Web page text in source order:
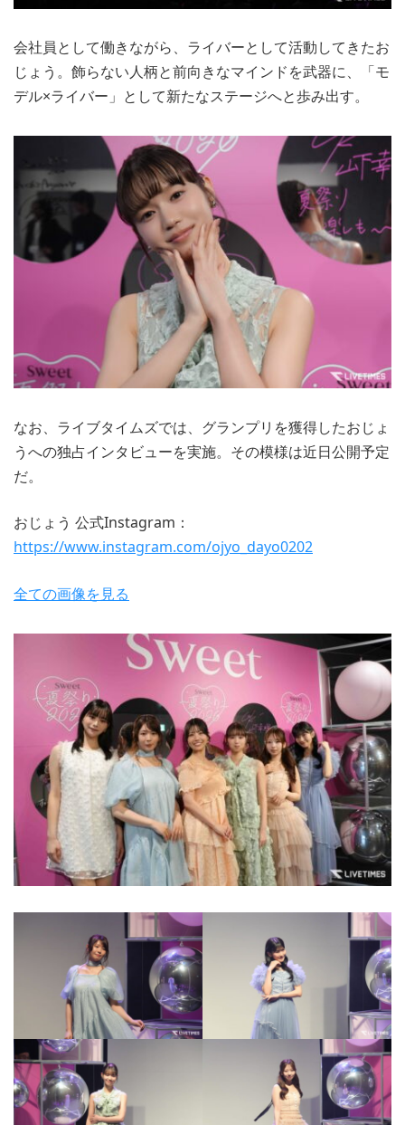
会社員として働きながら、ライバーとして活動してきたお
じょう。飾らない人柄と前向きなマインドを武器に、「モ
デル×ライバー」として新たなステージへと歩み出す。
なお、ライブタイムズでは、グランプリを獲得したおじょ
うへの独占インタビューを実施。その模様は近日公開予定
だ。
おじょう 公式Instagram：
https://www.instagram.com/ojyo_dayo0202
全ての画像を見る